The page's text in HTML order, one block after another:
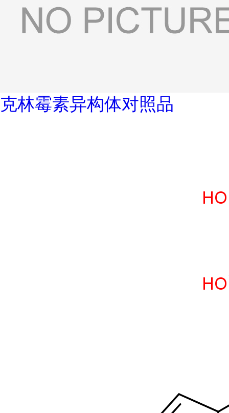
克林霉素异构体对照品